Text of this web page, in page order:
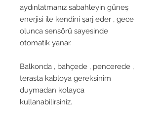
aydınlatmanız sabahleyin güneş
enerjisi ile kendini şarj eder , gece
olunca sensörü sayesinde
otomatik yanar.
Balkonda , bahçede , pencerede ,
terasta kabloya gereksinim
duymadan kolayca
kullanabilirsiniz.